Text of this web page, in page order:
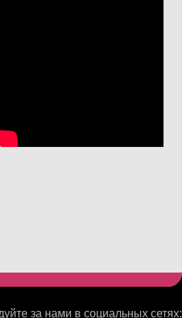
за нами в социальных сетях: